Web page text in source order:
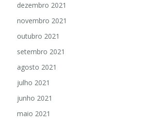
dezembro 2021
novembro 2021
outubro 2021
setembro 2021
agosto 2021
julho 2021
junho 2021
maio 2021